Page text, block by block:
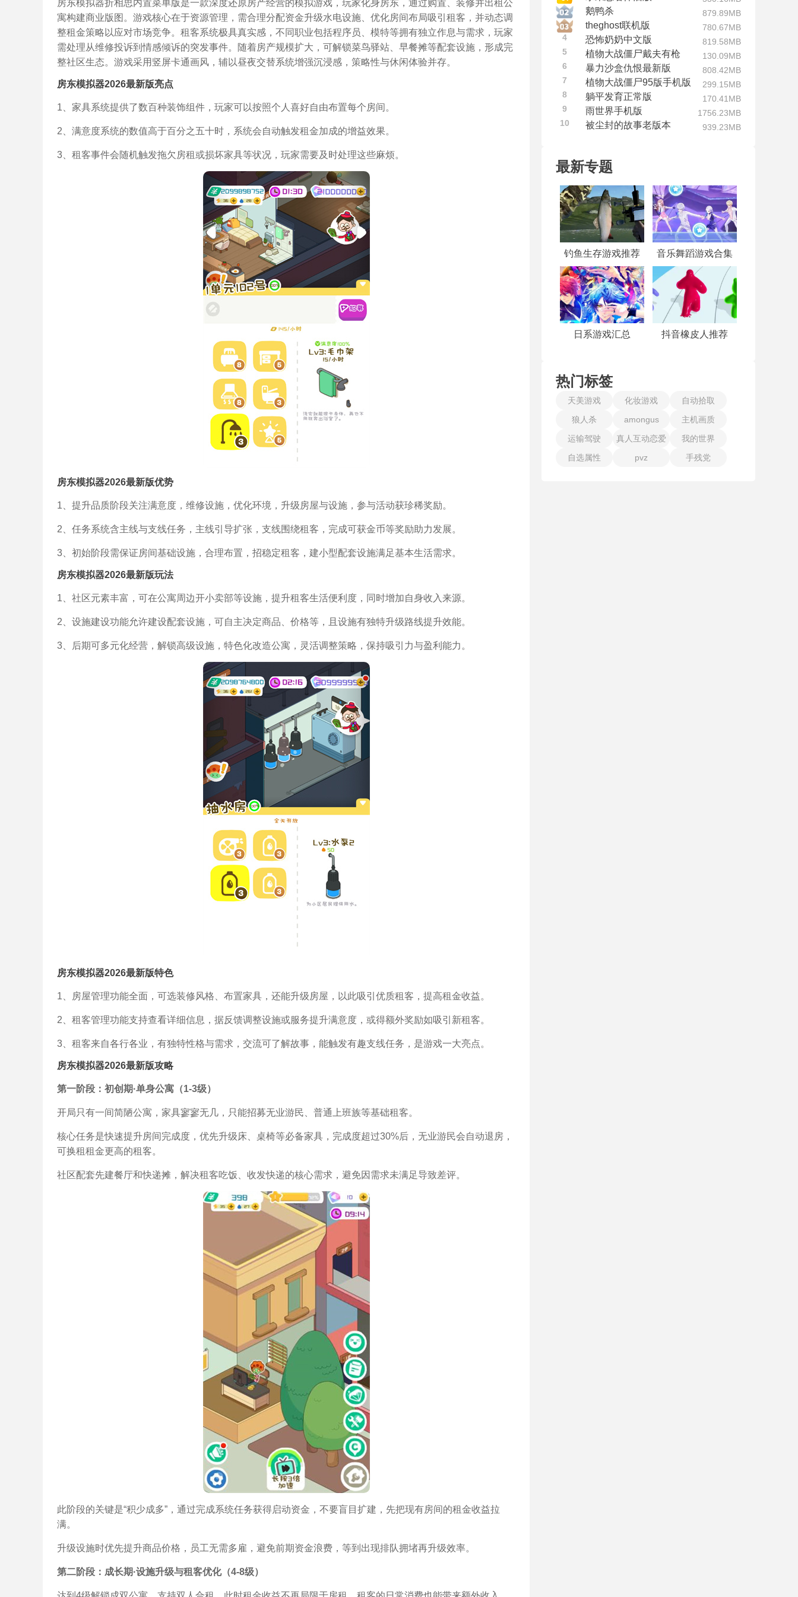
房东模拟器折相思内置菜单版是一款深度还原房产经营的模拟游戏，玩家化身房东，通过购置、装修并出租公
寓构建商业版图。游戏核心在于资源管理，需合理分配资金升级水电设施、优化房间布局吸引租客，并动态调
整租金策略以应对市场竞争。租客系统极具真实感，不同职业包括程序员、模特等拥有独立作息与需求，玩家
需处理从维修投诉到情感倾诉的突发事件。随着房产规模扩大，可解锁菜鸟驿站、早餐摊等配套设施，形成完
整社区生态。游戏采用竖屏卡通画风，辅以昼夜交替系统增强沉浸感，策略性与休闲体验并存。
房东模拟器2026最新版亮点
1、家具系统提供了数百种装饰组件，玩家可以按照个人喜好自由布置每个房间。
2、满意度系统的数值高于百分之五十时，系统会自动触发租金加成的增益效果。
3、租客事件会随机触发拖欠房租或损坏家具等状况，玩家需要及时处理这些麻烦。
房东模拟器2026最新版优势
1、提升品质阶段关注满意度，维修设施，优化环境，升级房屋与设施，参与活动获珍稀奖励。
2、任务系统含主线与支线任务，主线引导扩张，支线围绕租客，完成可获金币等奖励助力发展。
3、初始阶段需保证房间基础设施，合理布置，招稳定租客，建小型配套设施满足基本生活需求。
房东模拟器2026最新版玩法
1、社区元素丰富，可在公寓周边开小卖部等设施，提升租客生活便利度，同时增加自身收入来源。
2、设施建设功能允许建设配套设施，可自主决定商品、价格等，且设施有独特升级路线提升效能。
3、后期可多元化经营，解锁高级设施，特色化改造公寓，灵活调整策略，保持吸引力与盈利能力。
房东模拟器2026最新版特色
1、房屋管理功能全面，可选装修风格、布置家具，还能升级房屋，以此吸引优质租客，提高租金收益。
2、租客管理功能支持查看详细信息，据反馈调整设施或服务提升满意度，或得额外奖励如吸引新租客。
3、租客来自各行各业，有独特性格与需求，交流可了解故事，能触发有趣支线任务，是游戏一大亮点。
房东模拟器2026最新版攻略
第一阶段：初创期·单身公寓（1-3级）
开局只有一间简陋公寓，家具寥寥无几，只能招募无业游民、普通上班族等基础租客。
核心任务是快速提升房间完成度，优先升级床、桌椅等必备家具，完成度超过30%后，无业游民会自动退房，
可换租租金更高的租客。
社区配套先建餐厅和快递摊，解决租客吃饭、收发快递的核心需求，避免因需求未满足导致差评。
此阶段的关键是“积少成多”，通过完成系统任务获得启动资金，不要盲目扩建，先把现有房间的租金收益拉
满。
升级设施时优先提升商品价格，员工无需多雇，避免前期资金浪费，等到出现排队拥堵再升级效率。
第二阶段：成长期·设施升级与租客优化（4-8级）
鹅鸭杀 879.89MB
theghost联机版
780.67MB
4
恐怖奶奶中文版
819.58MB
5
植物大战僵尸戴夫有枪
130.09MB
6
暴力沙盒仇恨最新版
808.42MB
7
植物大战僵尸95版手机版
299.15MB
8
躺平发育正常版
170.41MB
9
雨世界手机版
1756.23MB
10
被尘封的故事老版本 939.23MB
最新专题
钓鱼生存游戏推荐 音乐舞蹈游戏合集
日系游戏汇总 抖音橡皮人推荐
热门标签
天美游戏 化妆游戏
自动拾取
狼人杀
amongus
主机画质
运输驾驶
真人互动恋爱
我的世界
自选属性
pvz 手残党